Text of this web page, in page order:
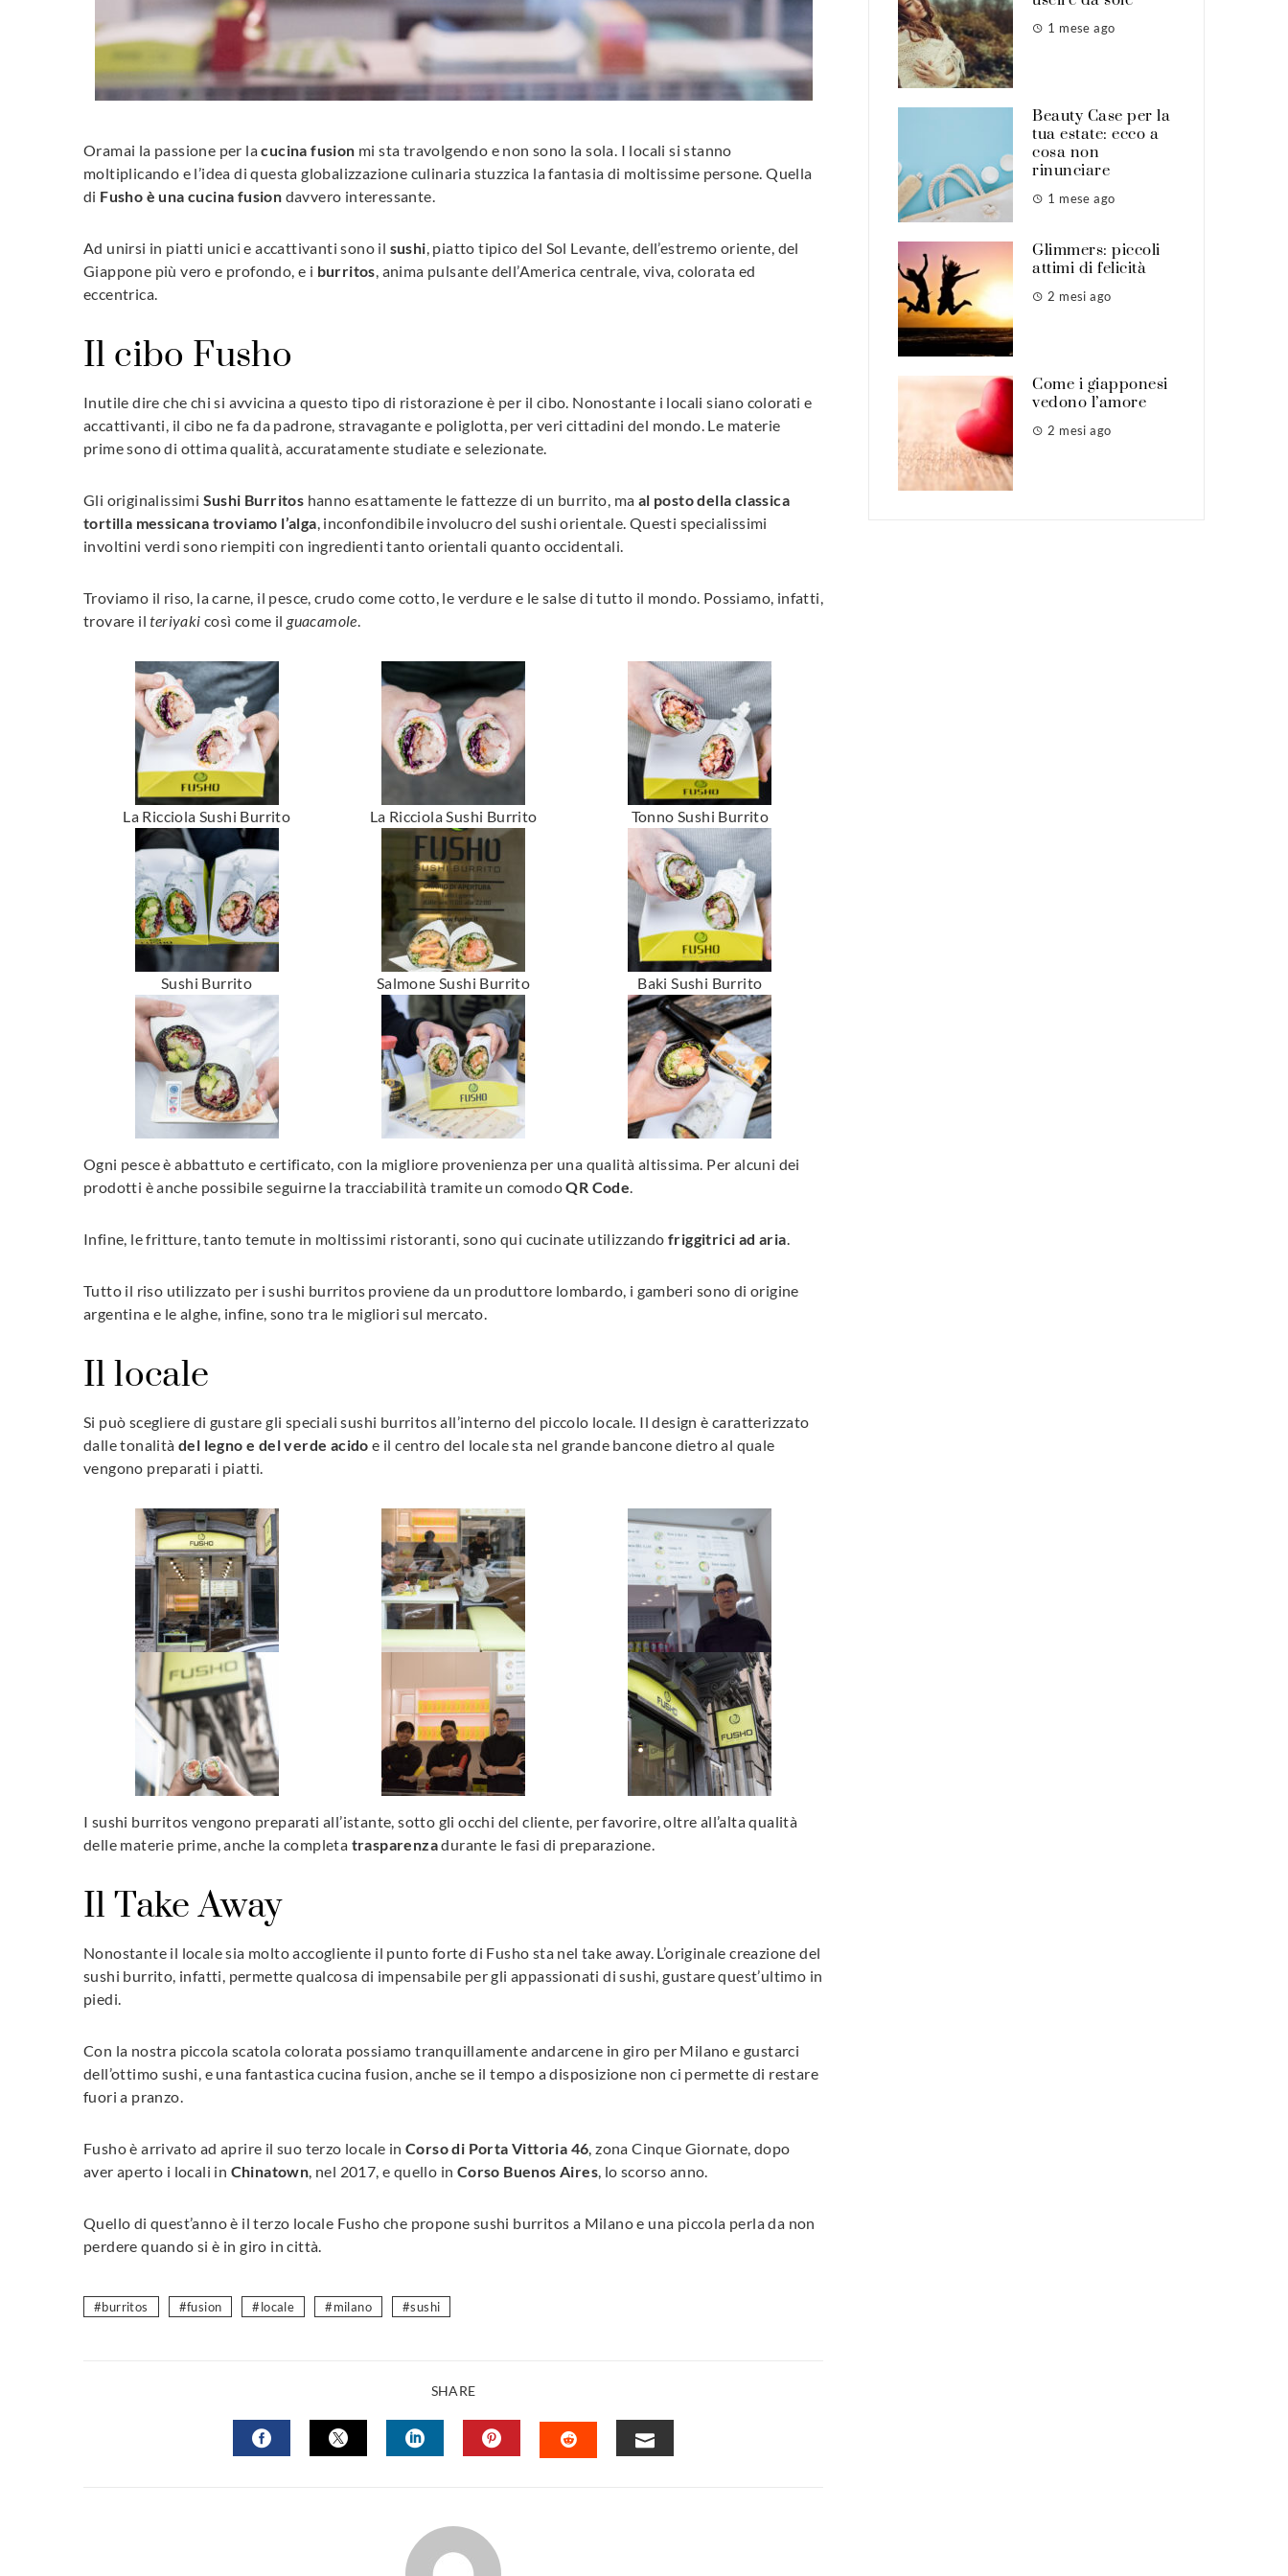
Oramai la passione per lacucina fusion mi sta travolgendo e non sono la sola. I locali si stanno
moltiplicando e l’idea di questa globalizzazione culinaria stuzzica la fantasia di moltissime persone. Quella
di Fusho è una cucina fusion davvero interessante.
Ad unirsi in piatti unici e accattivanti sono il sushi, piatto tipico del Sol Levante, dell’estremo oriente, del
Giappone più vero e profondo, e i burritos, anima pulsante dell’America centrale, viva, colorata ed
eccentrica.
Il cibo Fusho
Inutile dire che chi si avvicina a questo tipo di ristorazione è per il cibo. Nonostante i locali siano colorati e
accattivanti, il cibo ne fa da padrone, stravagante e poliglotta, per veri cittadini del mondo. Le materie
prime sono di ottima qualità, accuratamente studiate e selezionate.
Gli originalissimi Sushi Burritos hanno esattamente le fattezze di un burrito, ma al posto della classica
tortilla messicana troviamo l’alga, inconfondibile involucro del sushi orientale. Questi specialissimi
involtini verdi sono riempiti con ingredienti tanto orientali quanto occidentali.
Troviamo il riso, la carne, il pesce, crudo come cotto, le verdure e le salse di tutto il mondo. Possiamo, infatti,
trovare ilteriyaki così come il guacamole.
La Ricciola Sushi Burrito La Ricciola Sushi Burrito Tonno Sushi Burrito
Sushi Burrito Salmone Sushi Burrito Baki Sushi Burrito
Ogni pesce è abbattuto e certificato, con la migliore provenienza per una qualità altissima. Per alcuni dei
prodotti è anche possibile seguirne la tracciabilità tramite un comodoQR Code.
Infine, le fritture, tanto temute in moltissimi ristoranti, sono qui cucinate utilizzando friggitrici ad aria.
Tutto il riso utilizzato per i sushi burritos proviene da un produttore lombardo, i gamberi sono di origine
argentina e le alghe, infine, sono tra le migliori sul mercato.
Il locale
Si può scegliere di gustare gli speciali sushi burritos all’interno del piccolo locale. Il design è caratterizzato
dalle tonalitàdel legno e del verde acido e il centro del locale sta nel grande bancone dietro al quale
vengono preparati i piatti.
I sushi burritos vengono preparati all’istante, sotto gli occhi del cliente, per favorire, oltre all’alta qualità
delle materie prime, anche la completa trasparenzadurante le fasi di preparazione.
Il Take Away
Nonostante il locale sia molto accogliente il punto forte di Fusho sta nel take away. L’originale creazione del
sushi burrito, infatti, permette qualcosa di impensabile per gli appassionati di sushi, gustare quest’ultimo in
piedi.
Con la nostra piccola scatola colorata possiamo tranquillamente andarcene in giro per Milano e gustarci
dell’ottimo sushi, e una fantastica cucina fusion, anche se il tempo a disposizione non ci permette di restare
fuori a pranzo.
Fusho è arrivato ad aprire il suo terzo locale in Corso di Porta Vittoria 46, zona Cinque Giornate, dopo
aver aperto i locali in Chinatown, nel 2017, e quello in Corso Buenos Aires, lo scorso anno.
Quello di quest’anno è il terzo locale Fusho che propone sushi burritos a Milano e una piccola perla da non
perdere quando si è in giro in città.
burritos fusion locale milano sushi
SHARE
1 mese ago
Beauty Case per la
tua estate: ecco a
cosa non
rinunciare
1 mese ago
Glimmers: piccoli
attimi di felicità
2 mesi ago
Come i giapponesi
vedono l’amore
2 mesi ago